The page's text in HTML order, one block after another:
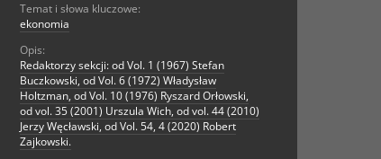
Temat i słowa kluczowe:
ekonomia
Opis:
Redaktorzy sekcji: od Vol. 1 (1967) Stefan
Buczkowski, od Vol. 6 (1972) Władysław
Holtzman, od Vol. 10 (1976) Ryszard Orłowski,
od vol. 35 (2001) Urszula Wich, od vol. 44 (2010)
Jerzy Węcławski, od Vol. 54, 4 (2020) Robert
Zajkowski.